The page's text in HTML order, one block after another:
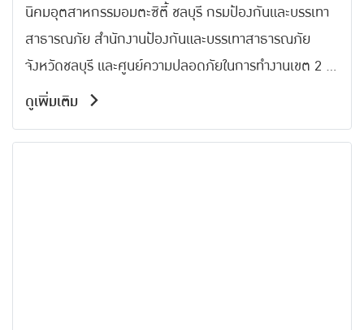
มาตรฐานความปลอดภัย อาชีวอนามัย และ
สภาพแวดล้อมการทำงาน
นิคมอุตสาหกรรมอมตะซิตี้ ชลบุรี กรมป้องกันและบรรเทา
สาธารณภัย สำนักงานป้องกันและบรรเทาสาธารณภัย
จังหวัดชลบุรี และศูนย์ความปลอดภัยในการทำงานเขต 2 ได้
จัดพิธีเปิด ชมรมเจ้าหน้าที่ความปลอดภัยในการทำงาน
ดูเพิ่มเติม